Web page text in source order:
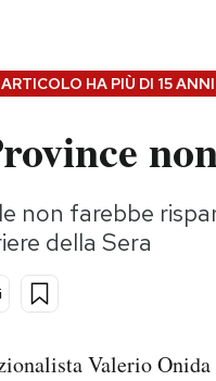
HA PIÙ DI 15 ANNI
non farebbe
della Sera
Valerio Onida